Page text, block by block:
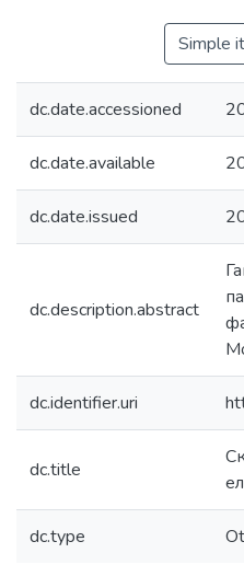
Simple
dc.date.accessioned
dc.date.available
dc.date.issued
dc.description.abstract
dc.identifier.uri
dc.title
dc.type